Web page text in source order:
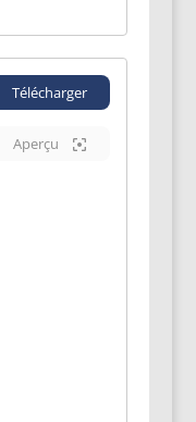
Télécharger
Aperçu